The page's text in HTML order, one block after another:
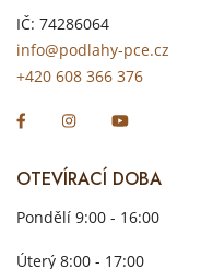
IČ: 74286064
info@podlahy-pce.cz
+420 608 366 376
OTEVÍRACÍ DOBA
Pondělí 9:00 - 16:00
Úterý 8:00 - 17:00